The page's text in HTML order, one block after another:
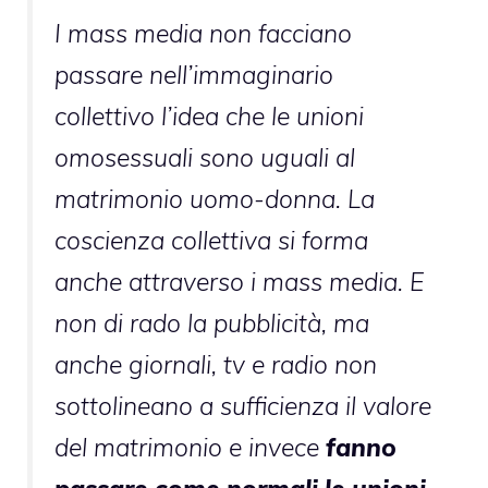
I mass media non facciano
passare nell’immaginario
collettivo l’idea che le unioni
omosessuali sono uguali al
matrimonio uomo-donna. La
coscienza collettiva si forma
anche attraverso i mass media. E
non di rado la pubblicità, ma
anche giornali, tv e radio non
sottolineano a sufficienza il valore
del matrimonio e invece fanno